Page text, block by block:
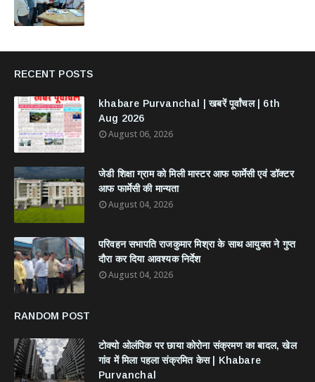
RECENT POSTS
khabare Purvanchal | खबरें पूर्वांचल | 6th
Aug 2026
August 06, 2026
जेडी शिक्षा ग्राम को मिली मास्टर आफ फार्मेसी एवं डॉक्टर
आफ फार्मेसी की मान्यता
August 04, 2026
परिवहन सभापति राजकुमार मिश्रा के साथ आयुक्त ने गुप्त
दौरा कर दिया आवश्यक निर्देश
August 04, 2026
RANDOM POST
टोक्यो ओलंपिक पर छाया कोरोना संक्रमण का बादल, खेल
गांव में मिला पहला संक्रमित केस | Khabare
Purvanchal